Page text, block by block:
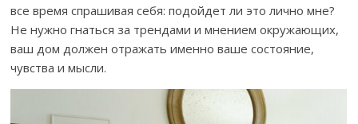
все время спрашивая себя: подойдет ли это лично мне?
Не нужно гнаться за трендами и мнением окружающих,
ваш дом должен отражать именно ваше состояние,
чувства и мысли.